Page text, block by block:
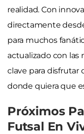
realidad. Con
directamente
para muchos
actualizado con las
clave para disfrutar
donde quiera que
Próximos
Futsal En